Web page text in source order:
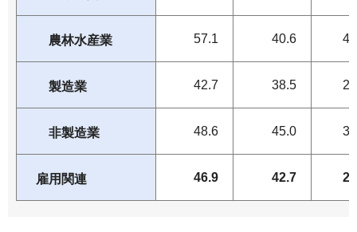
農林水産業 57.1 40.6
製造業 42.7 38.5
非製造業 48.6 45.0
雇用関連 46.9 42.7